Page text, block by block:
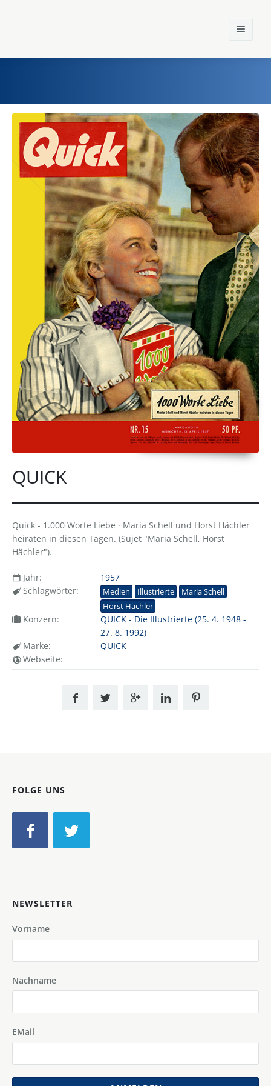
Home
Einst und Heute
Marken
Konzerne
QUICK
Quick - 1.000 Worte Liebe · Maria Schell und Horst Hächler
heiraten in diesen Tagen. (Sujet "Maria Schell, Horst
Hächler").
Jahr:
1957
Schlagwörter:
Medien Illustrierte
Maria Schell
Horst Hächler
Konzern:
QUICK - Die Illustrierte (25. 4. 1948 -
27. 8. 1992)
Marke:
QUICK
Webseite:
FOLGE UNS
NEWSLETTER
Vorname
Nachname
EMail